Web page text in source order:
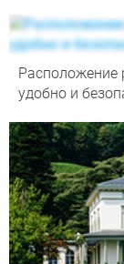
Расположение
удобно и